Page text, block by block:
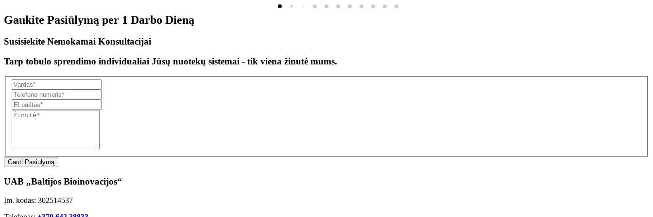
Gaukite Pasiūlymą per 1 Darbo Dieną
Susisiekite Nemokamai Konsultacijai
Tarp tobulo sprendimo individualiai Jūsų nuotekų sistemai - tik viena žinutė mums.
Gauti Pasiūlymą
UAB „Baltijos Bioinovacijos“
Įm. kodas: 302514537